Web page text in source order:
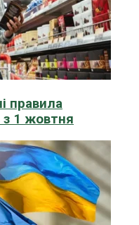
правила
з 1 жовтня